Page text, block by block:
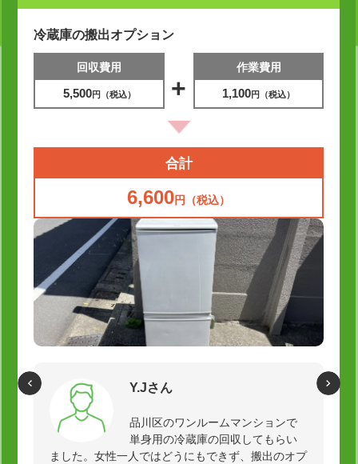
冷蔵庫の搬出オプション
回収費用
5,500円（税込） +
作業費用
1,100円（税込）
合計
6,600円（税込）
Y.Jさん
品川区のワンルームマンションで
単身用の冷蔵庫の回収してもらい
ました。女性一人ではどうにもできず、搬出のオプ